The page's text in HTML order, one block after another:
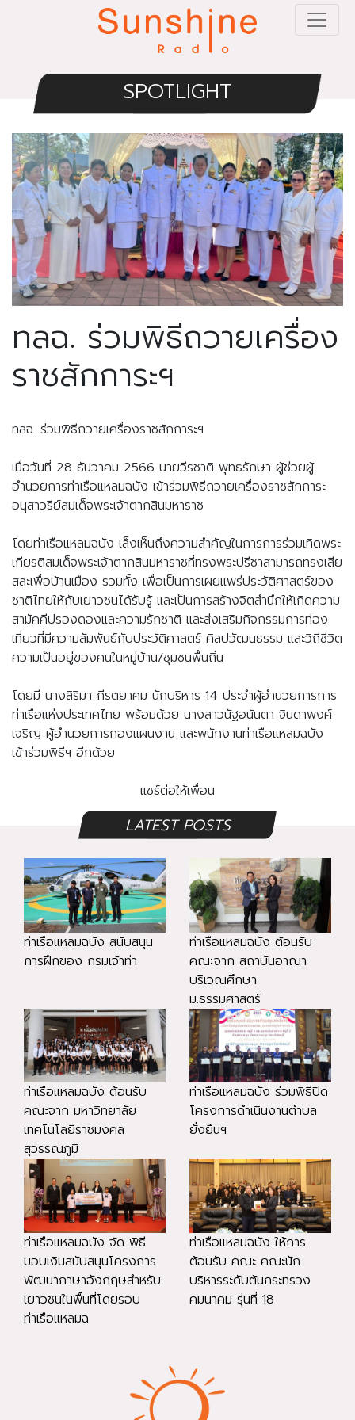
SPOTLIGHT
ทลฉ. ร่วมพิธีถวายเครื่อง
ราชสักการะฯ
ทลฉ. ร่วมพิธีถวายเครื่องราชสักการะฯ
เมื่อวันที่ 28 ธันวาคม 2566 นายวีรชาติ พุทธรักษา ผู้ช่วยผู้
อำนวยการท่าเรือแหลมฉบัง เข้าร่วมพิธีถวายเครื่องราชสักการะ
อนุสาวรีย์สมเด็จพระเจ้าตากสินมหาราช
โดยท่าเรือแหลมฉบัง เล็งเห็นถึงความสำคัญในการการร่วมเทิดพระ
เกียรติสมเด็จพระเจ้าตากสินมหาราชที่ทรงพระปรีชาสามารถทรงเสีย
สละเพื่อบ้านเมือง รวมทั้ง เพื่อเป็นการเผยแพร่ประวัติศาสตร์ของ
ชาติไทยให้กับเยาวชนได้รับรู้ และเป็นการสร้างจิตสำนึกให้เกิดความ
สามัคคีปรองดองและความรักชาติ และส่งเสริมกิจกรรมการท่อง
เที่ยวที่มีความสัมพันธ์กับประวัติศาสตร์ ศิลปวัฒนธรรม และวิถีชีวิต
ความเป็นอยู่ของคนในหมู่บ้าน/ชุมชนพื้นถิ่น
โดยมี นางสิริมา กีรตยาคม นักบริหาร 14 ประจำผู้อำนวยการการ
ท่าเรือแห่งประเทศไทย พร้อมด้วย นางสาวนัฐอนันตา จินดาพงศ์
เจริญ ผู้อำนวยการกองแผนงาน และพนักงานท่าเรือแหลมฉบัง
เข้าร่วมพิธีฯ อีกด้วย
แชร์ต่อให้เพื่อน
LATEST POSTS
ท่าเรือแหลมฉบัง สนับสนุน
การฝึกของ กรมเจ้าท่า
ท่าเรือแหลมฉบัง ต้อนรับ
คณะจาก สถาบันอาณา
บริเวณศึกษา
ม.ธรรมศาสตร์
ท่าเรือแหลมฉบัง ต้อนรับ
คณะจาก มหาวิทยาลัย
เทคโนโลยีราชมงคล
สุวรรณภูมิ
ท่าเรือแหลมฉบัง ร่วมพิธีปิด
โครงการดำเนินงานตำบล
ยั่งยืนฯ
ท่าเรือแหลมฉบัง จัด พิธี
มอบเงินสนับสนุนโครงการ
พัฒนาภาษาอังกฤษสำหรับ
เยาวชนในพื้นที่โดยรอบ
ท่าเรือแหลมฉ
ท่าเรือแหลมฉบัง ให้การ
ต้อนรับ คณะ คณะนัก
บริหารระดับต้นกระทรวง
คมนาคม รุ่นที่ 18